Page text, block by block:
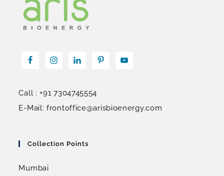
Call : +91 7304745554
E-Mail: frontoffice@arisbioenergy.com
Collection Points
Mumbai